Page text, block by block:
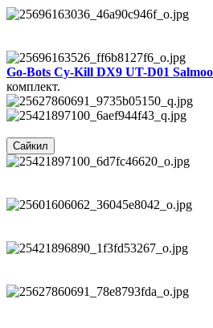
Go-Bots Cy-Kill DX9 UT-D01
комплект.
Сайкил